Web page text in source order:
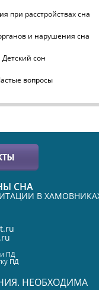
при расстройствах сна
и нарушения сна
Детский сон
вопросы
СНА
В
ПД
ПД
НЕОБХОДИМА